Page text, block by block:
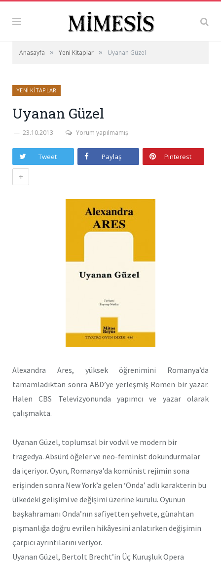
Anasayfa » Yeni Kitaplar » Uyanan Güzel
YENI KITAPLAR
Uyanan Güzel
23.10.2013 Yorum yapılmamış
Tweet Paylaş Pinterest
+
Alexandra Ares, yüksek öğrenimini Romanya’da
tamamladıktan sonra ABD’ye yerleşmiş Romen bir yazar.
Halen CBS Televizyonunda yapımcı ve yazar olarak
çalışmakta.
Uyanan Güzel, toplumsal bir vodvil ve modern bir
tragedya. Absürd öğeler ve neo-feminist dokundurmalar
da içeriyor. Oyun, Romanya’da komünist rejimin sona
erişinden sonra New York’a gelen ‘Onda’ adlı karakterin bu
ülkedeki gelişimi ve değişimi üzerine kurulu. Oyunun
başkahramanı Onda’nın safiyetten şehvete, günahtan
pişmanlığa doğru evrilen hikâyesini anlatırken değişimin
çarpıcı ayrıntılarını veriyor.
Uyanan Güzel, Bertolt Brecht’in Üç Kuruşluk Opera